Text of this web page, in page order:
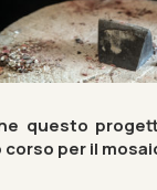
questo
corso per il